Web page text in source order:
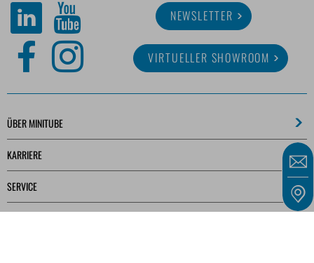
NEWSLETTER
VIRTUELLER SHOWROOM
ÜBER MINITUBE
KARRIERE
SERVICE